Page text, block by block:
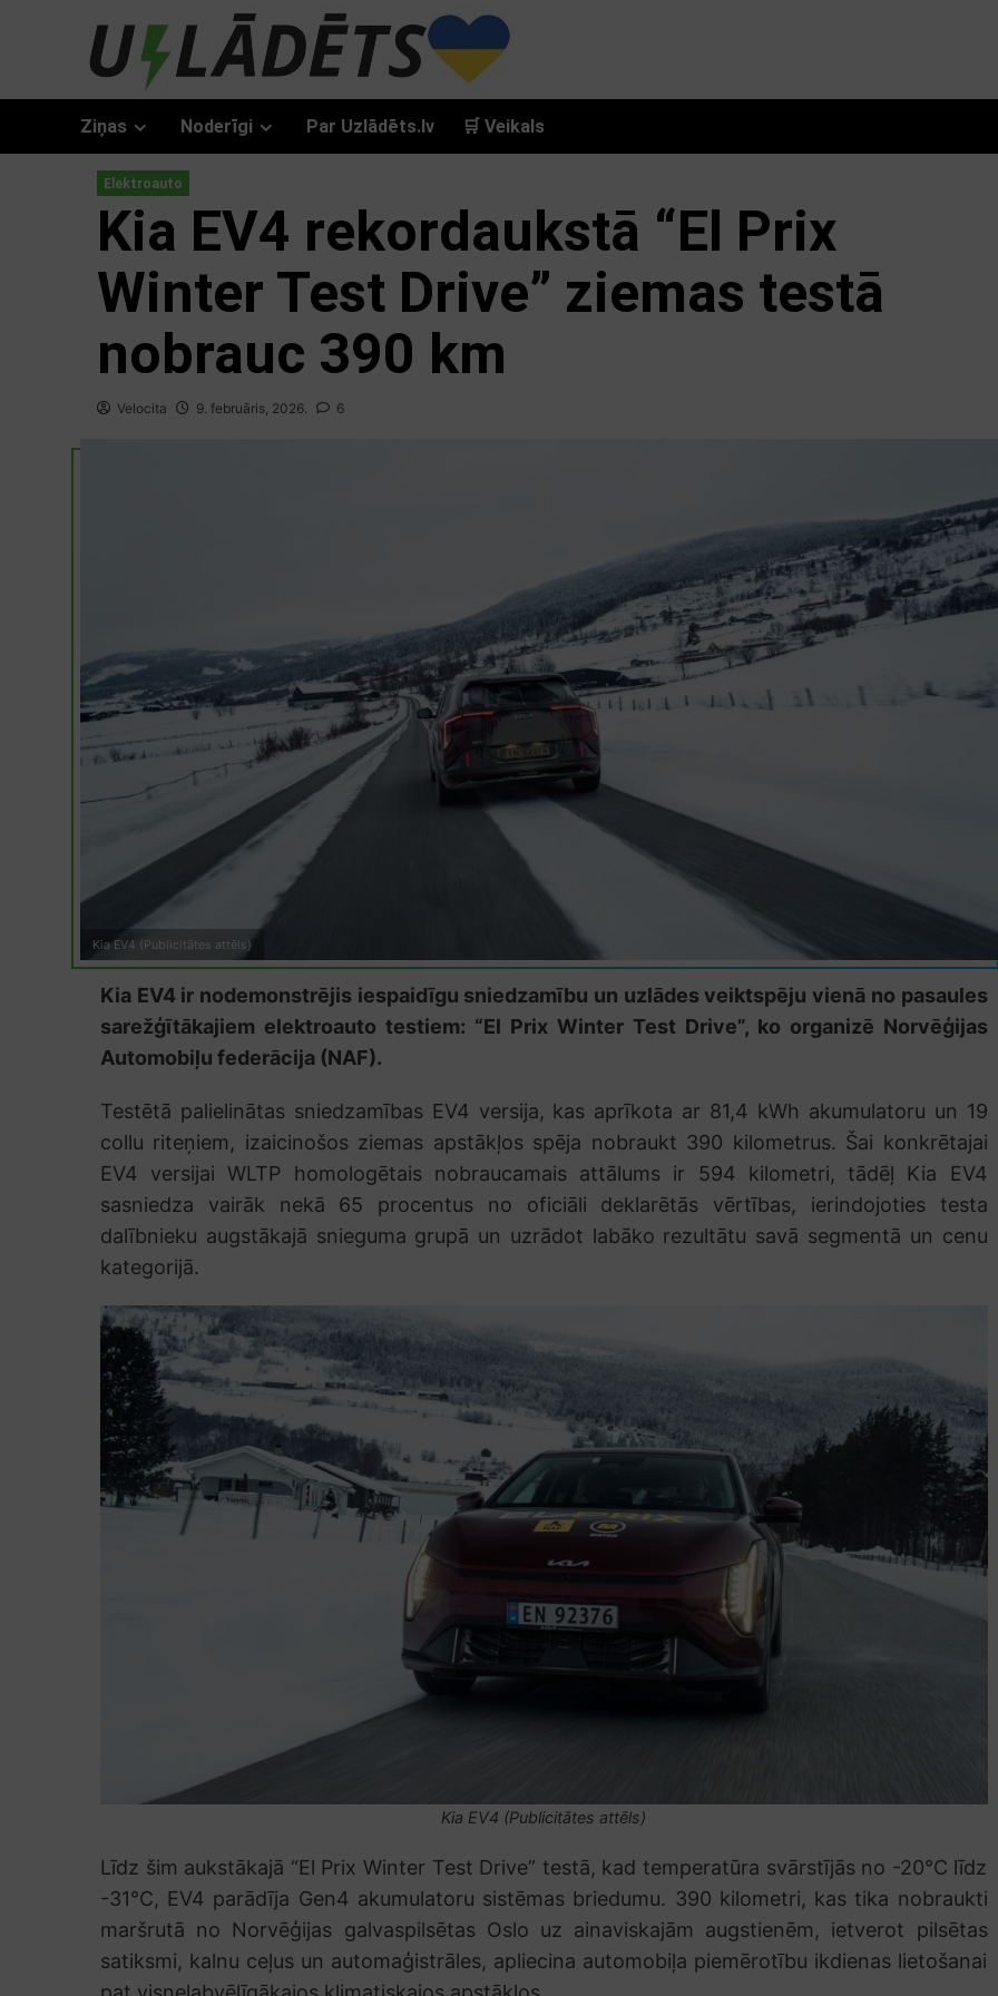
Ziņas Noderīgi Par Uzlādēts.lv 🛒 Veikals
Elektroauto
Kia EV4 rekordaukstā “El Prix
Winter Test Drive” ziemas testā
nobrauc 390 km
Velocita 9. februāris, 2026. 6
Kia EV4 (Publicitātes attēls)
Kia EV4 ir nodemonstrējis iespaidīgu sniedzamību un uzlādes veiktspēju vienā no pasaules
sarežģītākajiem elektroauto testiem: “El Prix Winter Test Drive”, ko organizē Norvēģijas
Automobiļu federācija (NAF).
Testētā palielinātas sniedzamības EV4 versija, kas aprīkota ar 81,4 kWh akumulatoru un 19
collu riteņiem, izaicinošos ziemas apstākļos spēja nobraukt 390 kilometrus. Šai konkrētajai
EV4 versijai WLTP homologētais nobraucamais attālums ir 594 kilometri, tādēļ Kia EV4
sasniedza vairāk nekā 65 procentus no oficiāli deklarētās vērtības, ierindojoties testa
dalībnieku augstākajā snieguma grupā un uzrādot labāko rezultātu savā segmentā un cenu
kategorijā.
Kia EV4 (Publicitātes attēls)
Līdz šim aukstākajā “El Prix Winter Test Drive” testā, kad temperatūra svārstījās no -20°C līdz
-31°C, EV4 parādīja Gen4 akumulatoru sistēmas briedumu. 390 kilometri, kas tika nobraukti
maršrutā no Norvēģijas galvaspilsētas Oslo uz ainaviskajām augstienēm, ietverot pilsētas
satiksmi, kalnu ceļus un automaģistrāles, apliecina automobiļa piemērotību ikdienas lietošanai